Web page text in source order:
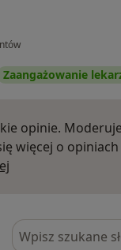
Zaangażowanie
opinie.
więcej o
Szukaj w opiniach